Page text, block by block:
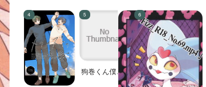
す!
狗巻くん僕と生
きておくれよ